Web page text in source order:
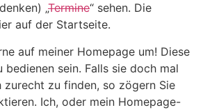
„Termine“ sehen. Die
auf der Startseite.
auf meiner Homepage um! Diese
sein. Falls sie doch mal
zurecht zu finden, so zögern Sie
Ich, oder mein Homepage-